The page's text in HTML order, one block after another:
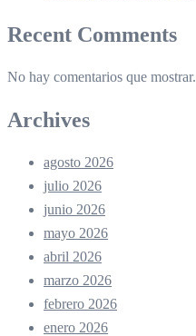
Recent Comments
No hay comentarios que mostrar.
Archives
agosto 2026
julio 2026
junio 2026
mayo 2026
abril 2026
marzo 2026
febrero 2026
enero 2026